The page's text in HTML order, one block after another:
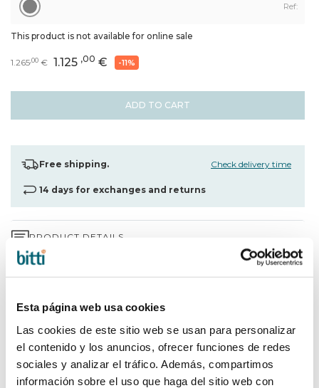
Esta página web usa cookies
Las cookies de este sitio web se usan para personalizar
el contenido y los anuncios, ofrecer funciones de redes
sociales y analizar el tráfico. Además, compartimos
información sobre el uso que haga del sitio web con
Ref:
This product is not available for online sale
ADD TO CART
1.265,00 € 1.125 ,00 € -11%
Free shipping. Check delivery time
14 days for exchanges and returns
PRODUCT DETAILS
SHIPPING AND RETURNS
WHY CHOOSE BITTI?
BRAND INFORMATION